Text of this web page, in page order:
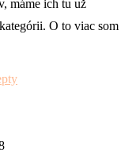
máme ich tu už
O to viac som